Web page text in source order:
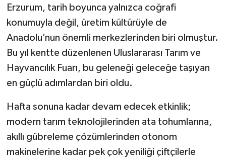
Erzurum, tarih boyunca yalnızca coğrafi
konumuyla değil, üretim kültürüyle de
Anadolu’nun önemli merkezlerinden biri olmuştur.
Bu yıl kentte düzenlenen Uluslararası Tarım ve
Hayvancılık Fuarı, bu geleneği geleceğe taşıyan
en güçlü adımlardan biri oldu.
Hafta sonuna kadar devam edecek etkinlik;
modern tarım teknolojilerinden ata tohumlarına,
akıllı gübreleme çözümlerinden otonom
makinelerine kadar pek çok yeniliği çiftçilerle
Türkiye
Yaşam
YEREL